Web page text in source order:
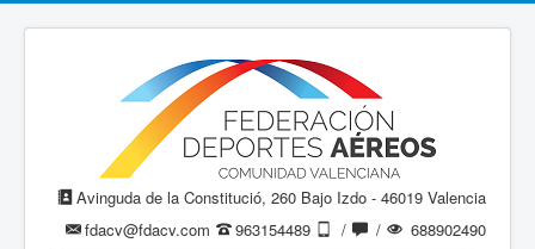
Avinguda de la Constitució, 260 Bajo Izdo - 46019 Valencia
fdacv@fdacv.com
963154489 / /
688902490